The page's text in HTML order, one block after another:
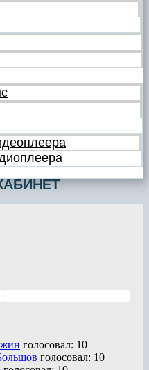
голосовал: 10
голосовал: 10